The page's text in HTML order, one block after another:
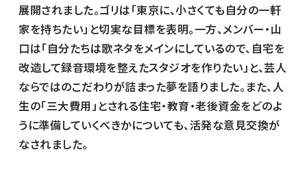
展開されました。ゴリは「東京に、小さくても自分の一軒
家を持ちたい」と切実な目標を表明。一方、メンバー・山
口は「自分たちは歌ネタをメインにしているので、自宅を
改造して録音環境を整えたスタジオを作りたい」と、芸人
ならではのこだわりが詰まった夢を語りました。また、人
生の「三大費用」とされる住宅・教育・老後資金をどのよ
うに準備していくべきかについても、活発な意見交換が
なされました。